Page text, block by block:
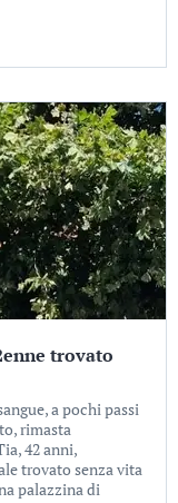
trovato
a pochi passi
rimasta
42 anni,
trovato senza vita
palazzina di